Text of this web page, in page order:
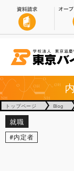
トップページ Blog
就職
内定者